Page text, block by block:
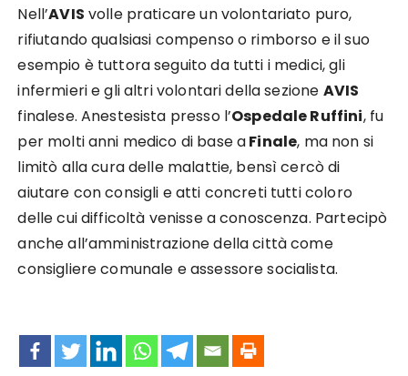
Nell’AVIS volle praticare un volontariato puro,
rifiutando qualsiasi compenso o rimborso e il suo
esempio è tuttora seguito da tutti i medici, gli
infermieri e gli altri volontari della sezione AVIS
finalese. Anestesista presso l’Ospedale Ruffini, fu
per molti anni medico di base aFinale, ma non si
limitò alla cura delle malattie, bensì cercò di
aiutare con consigli e atti concreti tutti coloro
delle cui difficoltà venisse a conoscenza. Partecipò
anche all’amministrazione della città come
consigliere comunale e assessore socialista.